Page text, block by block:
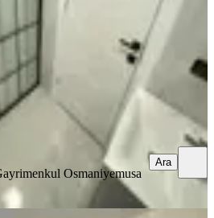
₺
musa kaya
Osmaniyemusa
Ara